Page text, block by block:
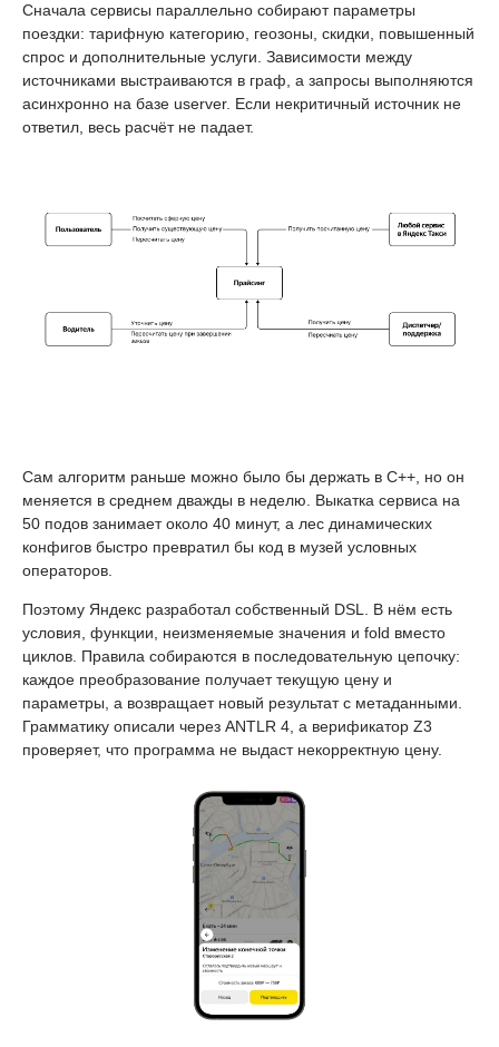
Сначала сервисы параллельно собирают параметры
поездки: тарифную категорию, геозоны, скидки, повышенный
спрос и дополнительные услуги. Зависимости между
источниками выстраиваются в граф, а запросы выполняются
асинхронно на базе userver. Если некритичный источник не
ответил, весь расчёт не падает.
Сам алгоритм раньше можно было бы держать в C++, но он
меняется в среднем дважды в неделю. Выкатка сервиса на
50 подов занимает около 40 минут, а лес динамических
конфигов быстро превратил бы код в музей условных
операторов.
Поэтому Яндекс разработал собственный DSL. В нём есть
условия, функции, неизменяемые значения и fold вместо
циклов. Правила собираются в последовательную цепочку:
каждое преобразование получает текущую цену и
параметры, а возвращает новый результат с метаданными.
Грамматику описали через ANTLR 4, а верификатор Z3
проверяет, что программа не выдаст некорректную цену.